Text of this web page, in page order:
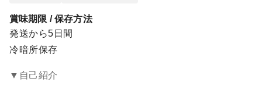
賞味期限 / 保存方法
発送から5日間
冷暗所保存
▼自己紹介